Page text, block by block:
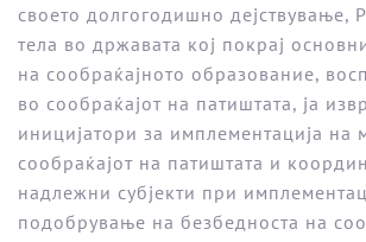
своето долгогодишно
тела во државата кој покрај
на сообраќајното образование,
во сообраќајот на патиштата, ја
иницијатори за имплементација
сообраќајот на патиштата и
надлежни субјекти при
подобрување на безбедноста на